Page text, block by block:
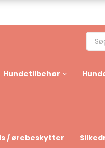
Hundetilbehør
/ ørebeskytter